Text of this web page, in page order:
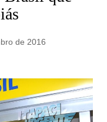
de 2016